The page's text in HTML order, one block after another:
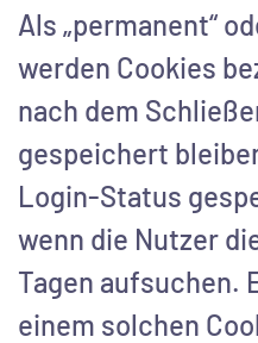
Als „permanent“
werden Cookies
nach dem
gespeichert
Login-Status
wenn die Nutzer
Tagen aufsuchen.
einem solchen